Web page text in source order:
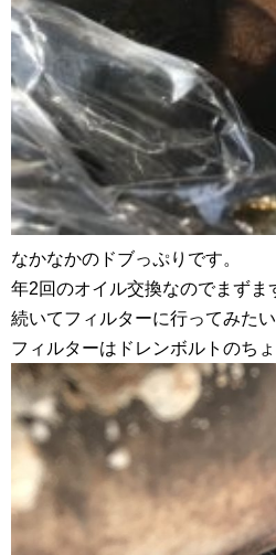
なかなかのドブっぷりです。
年2回のオイル交換なのでまずま
続いてフィルターに行ってみたい
フィルターはドレンボルトのちょ